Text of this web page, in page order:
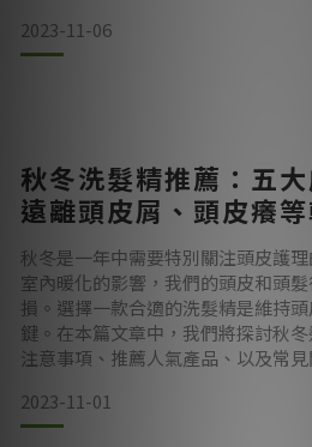
下降和室內外溫度差異的變化可能會
而導致乾燥和不適感。此外，乾燥的
2023-11-06
秋冬洗髮精推薦：五
遠離頭皮屑、頭皮癢
秋冬是一年中需要特別關注頭皮護
室內暖化的影響，我們的頭皮和頭
損。選擇一款合適的洗髮精是維持
鍵。在本篇文章中，我們將探討秋
注意事項、推薦人氣產品、以及常
我們建議尋找具有保濕和滋潤功能的
油脂和植物提取物的產品，選擇添加
2023-11-01